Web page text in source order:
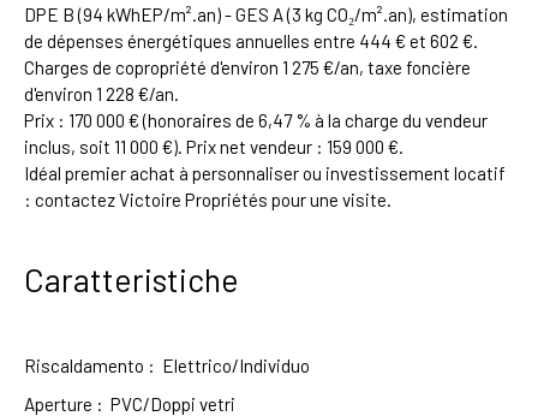
DPE B (94 kWhEP/m².an) - GES A (3 kg CO₂/m².an), estimation
de dépenses énergétiques annuelles entre 444 € et 602 €.
Charges de copropriété d'environ 1 275 €/an, taxe foncière
d'environ 1 228 €/an.
Prix : 170 000 € (honoraires de 6,47 % à la charge du vendeur
inclus, soit 11 000 €). Prix net vendeur : 159 000 €.
Idéal premier achat à personnaliser ou investissement locatif
: contactez Victoire Propriétés pour une visite.
Caratteristiche
Riscaldamento : Elettrico/Individuo
Aperture : PVC/Doppi vetri